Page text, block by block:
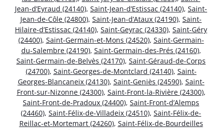
Jean-d’Eyraud (24140), Saint-Jean-d’Estissac (24140), Saint-
Jean-de-Côle (24800), Saint-Jean-d’Ataux (24190), Saint-
Hilaire-d’Estissac (24140), Saint-Geyrac (24330), Saint-Géry
(24400), Saint-Germain-et-Mons (24520), Saint-Germain-
du-Salembre (24190), Saint-Germain-des-Prés (24160),
Saint-Germain-de-Belvès (24170), Saint-Géraud-de-Corps
(24700), Saint-Georges-de-Montclard (24140), Saint-
Georges-Blancaneix (24130), Saint-Geniès (24590), Saint-
Front-sur-Nizonne (24300), Saint-Front-la-Rivière (24300),
Saint-Front-de-Pradoux (24400), Saint-Front-d’Alemps
(24460), Saint-Félix-de-Villadeix (24510), Saint-Félix-de-
Reillac-et-Mortemart (24260), Saint-Félix-de-Bourdeilles